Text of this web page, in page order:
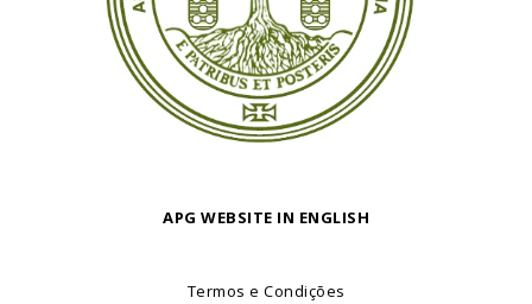
APG WEBSITE IN ENGLISH
Termos e Condições